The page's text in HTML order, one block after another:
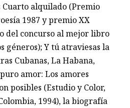
Cuarto alquilado (Premio
1987 y premio XX
del concurso al mejor libro
géneros); Y tú atraviesas la
Cubanas, La Habana,
amor: Los amores
posibles (Estudio y Color,
1994), la biografía